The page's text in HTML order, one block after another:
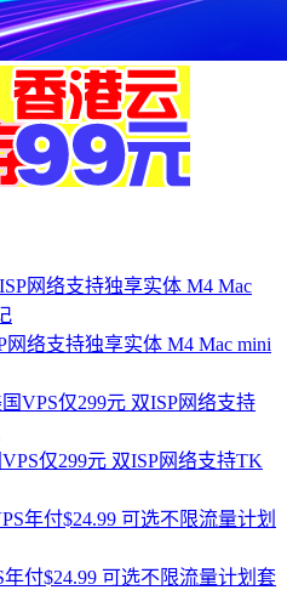
络支持独享实体 M4 Mac mini
仅299元 双ISP网络支持TK
付$24.99 可选不限流量计划套